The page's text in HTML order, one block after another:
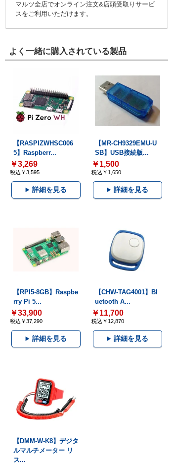
マルツ全店でオンライン注文&店頭受取りサービ
スをご利用いただけます。
よく一緒に購入されている製品
【RASPIZWHSC006
5】Raspberr...
￥3,269
税込￥3,595
詳細を見る
【MR-CH9329EMU-U
SB】USB接続版...
￥1,500
税込￥1,650
詳細を見る
【RPI5-8GB】Raspbe
rry Pi 5...
￥33,900
税込￥37,290
詳細を見る
【CHW-TAG4001】Bl
uetooth A...
￥11,700
税込￥12,870
詳細を見る
【DMM-W-K8】デジタ
ルマルチメーター リ
ス...